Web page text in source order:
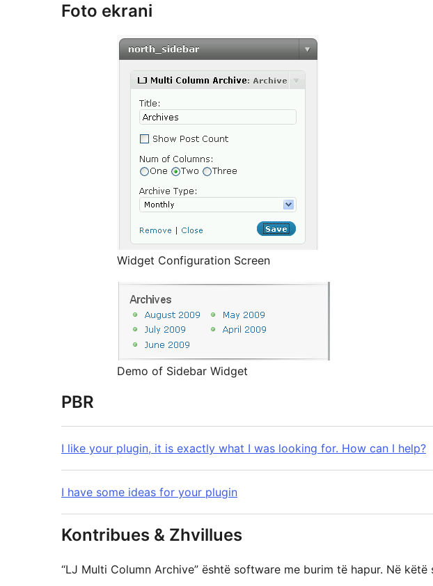
Foto ekrani
Widget Configuration Screen
Demo of Sidebar Widget
PBR
I like your plugin, it is exactly what I was looking for. How can I help?
I have some ideas for your plugin
Kontribues & Zhvillues
“LJ Multi Column Archive” është software me burim të hapur. Në këtë